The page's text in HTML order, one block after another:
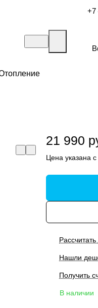
+7
21 990
Цена указана
Рассчитать
Нашли
Получить
В наличии